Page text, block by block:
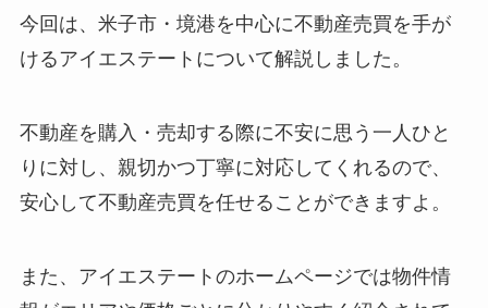
今回は、米子市・境港を中心に不動産売買を手が
けるアイエステートについて解説しました。
不動産を購入・売却する際に不安に思う一人ひと
りに対し、親切かつ丁寧に対応してくれるので、
安心して不動産売買を任せることができますよ。
また、アイエステートのホームページでは物件情